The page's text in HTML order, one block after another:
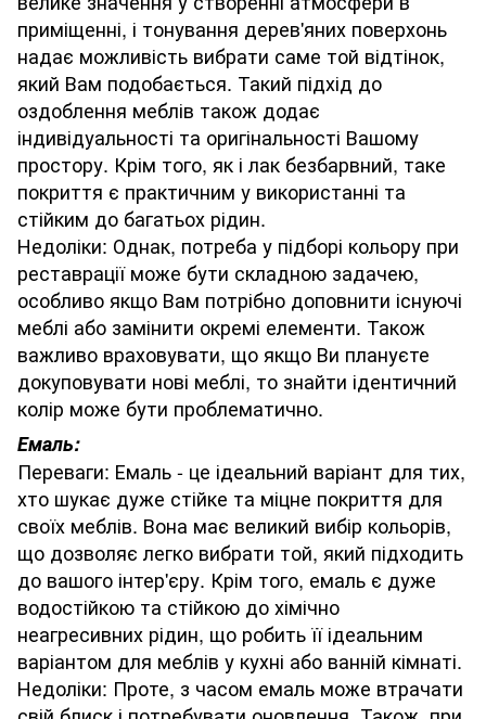
приміщенні, і тонування дерев'яних поверхонь
надає можливість вибрати саме той відтінок,
який Вам подобається. Такий підхід до
оздоблення меблів також додає
індивідуальності та оригінальності Вашому
простору. Крім того, як і лак безбарвний, таке
покриття є практичним у використанні та
стійким до багатьох рідин.
Недоліки: Однак, потреба у підборі кольору при
реставрації може бути складною задачею,
особливо якщо Вам потрібно доповнити існуючі
меблі або замінити окремі елементи. Також
важливо враховувати, що якщо Ви плануєте
докуповувати нові меблі, то знайти ідентичний
колір може бути проблематично.
Емаль:
Переваги: Емаль - це ідеальний варіант для тих,
хто шукає дуже стійке та міцне покриття для
своїх меблів. Вона має великий вибір кольорів,
що дозволяє легко вибрати той, який підходить
до вашого інтер'єру. Крім того, емаль є дуже
водостійкою та стійкою до хімічно
неагресивних рідин, що робить її ідеальним
варіантом для меблів у кухні або ванній кімнаті.
Недоліки: Проте, з часом емаль може втрачати